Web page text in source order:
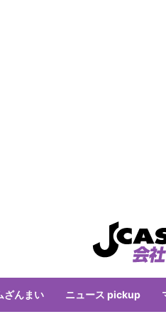
ざんまい ニュース pickup